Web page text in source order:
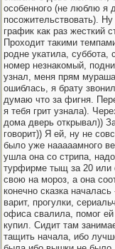
особенного (не люблю я
посожительствовать).
график как раз жесткий
Проходит такими
родне укатила,
номер незнакомый,
узнал, меня прям
ошиблась, я брату
думаю что за фигня.
я тебя грит узнала).
дома дверь открывал))
говорит)) Я ей, ну не
было уже нааааамного
ушла она со стрипа,
турфирме тыщ за 20 или
свою на мороз, а она
конечно сказка
варит, прогулки,
офиса свалила, помог
купил. Сидит там
тащить начала, ибо